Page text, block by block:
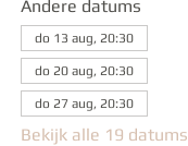
Andere datums
do 13 aug, 20:30
do 20 aug, 20:30
do 27 aug, 20:30
Bekijk alle 19 datums